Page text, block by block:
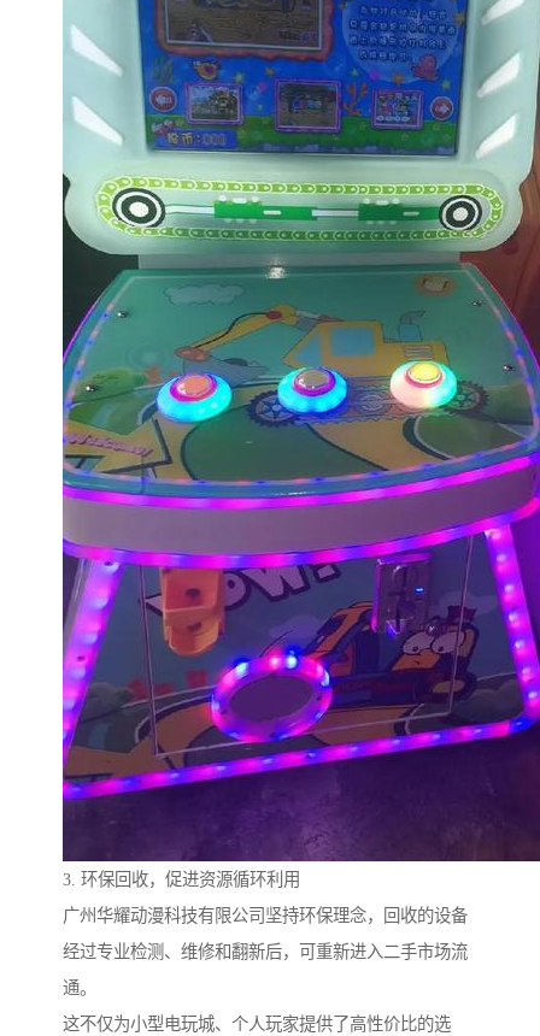
3. 环保回收，促进资源循环利用
广州华耀动漫科技有限公司坚持环保理念，回收的设备
经过专业检测、维修和翻新后，可重新进入二手市场流
通。
这不仅为小型电玩城、个人玩家提供了高性价比的选